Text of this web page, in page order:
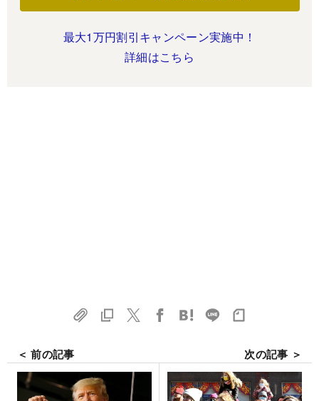
最大1万円割引キャンペーン実施中！
詳細はこちら
＜ 前の記事 次の記事 ＞